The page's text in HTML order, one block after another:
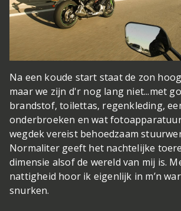
Na een koude start staat de zon
maar we zijn d'r nog lang niet...met
brandstof, toilettas, regenkleding,
onderbroeken en wat
wegdek vereist behoedzaam
Normaliter geeft het nachtelijke
dimensie alsof de wereld van mij is.
nattigheid hoor ik eigenlijk in m’n
snurken.